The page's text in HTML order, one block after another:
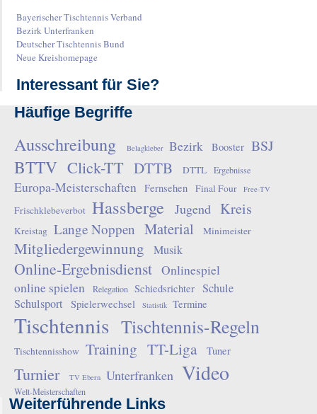
Bayerischer Tischtennis Verband
Bezirk Unterfranken
Deutscher Tischtennis Bund
Neue Kreishomepage
Interessant für Sie?
Häufige Begriffe
Ausschreibung Belagkleber Bezirk Booster BSJ
BTTV Click-TT DTTB DTTL Ergebnisse
Europa-Meisterschaften Fernsehen Final Four Free-TV
Frischklebeverbot Hassberge Jugend Kreis
Kreistag Lange Noppen Material Minimeister
Mitgliedergewinnung Musik
Online-Ergebnisdienst Onlinespiel
online spielen
Relegation Schiedsrichter Schule
Schulsport
Spielerwechsel Statistik Termine
Tischtennis Tischtennis-Regeln
Tischtennisshow Training TT-Liga Tuner
Turnier TV Ebern Unterfranken Video
Welt-Meisterschaften
Weiterführende Links